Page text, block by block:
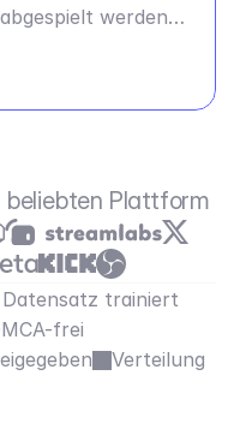
werden
beliebten Plattform
trainiert
frei
Verteilung